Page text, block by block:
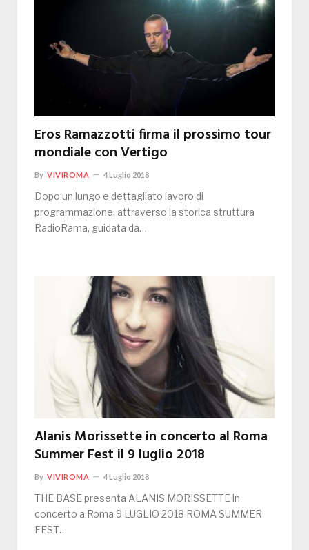
Eros Ramazzotti firma il prossimo tour
mondiale con Vertigo
By VIVIROMA 4 Luglio 2018
Dopo un lungo e dettagliato lavoro di
programmazione, attraverso la storica struttura
RadioRama, guidata da…
Alanis Morissette in concerto al Roma
Summer Fest il 9 luglio 2018
By VIVIROMA 4 Luglio 2018
THE BASE presenta ALANIS MORISSETTE in
concerto a Roma 9 LUGLIO 2018 ROMA SUMMER
FEST…